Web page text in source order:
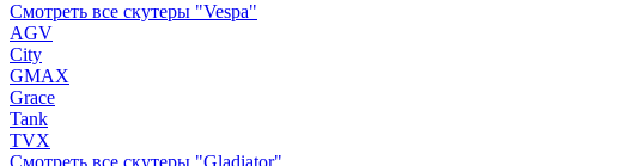
Смотреть все скутеры "Vespa"
AGV
City
GMAX
Grace
Tank
TVX